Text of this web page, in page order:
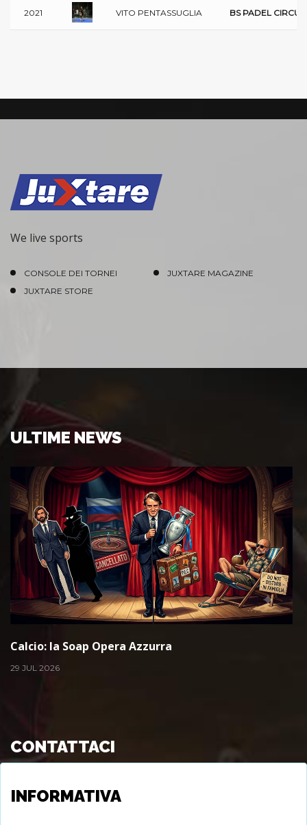
INFORMATIVA
2021 VITO PENTASSUGLIA BS PADEL
We live sports
CONSOLE DEI TORNEI
JUXTARE MAGAZINE
JUXTARE STORE
ULTIME NEWS
Calcio: la Soap Opera Azzurra
29 JUL 2026
CONTATTACI
info@juxtare.com